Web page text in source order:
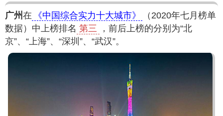
广州在 《中国综合实力十大城市》
（2020年七月榜单
数据）中上榜排名 第三
，前后上榜的分别为“北
京”、“上海”、“深圳”、“武汉”。